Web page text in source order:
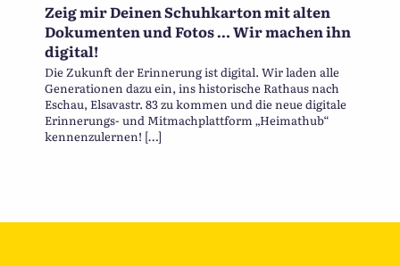
Zeig mir Deinen Schuhkarton mit alten
Dokumenten und Fotos … Wir machen ihn
digital!
Die Zukunft der Erinnerung ist digital. Wir laden alle
Generationen dazu ein, ins historische Rathaus nach
Eschau, Elsavastr. 83 zu kommen und die neue digitale
Erinnerungs- und Mitmachplattform „Heimathub“
kennenzulernen! […]